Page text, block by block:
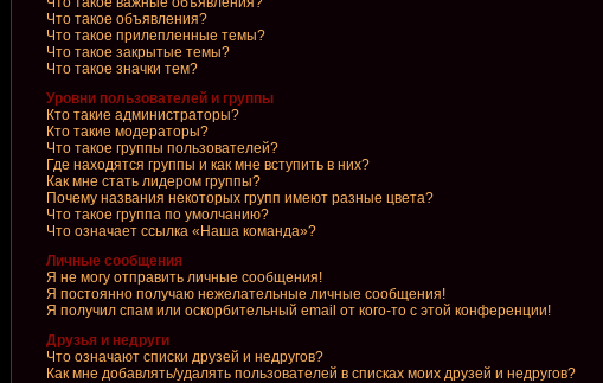
Что такое объявления?
Что такое прилепленные темы?
Что такое закрытые темы?
Что такое значки тем?
Уровни пользователей и группы
Кто такие администраторы?
Кто такие модераторы?
Что такое группы пользователей?
Где находятся группы и как мне вступить в них?
Как мне стать лидером группы?
Почему названия некоторых групп имеют разные цвета?
Что такое группа по умолчанию?
Что означает ссылка «Наша команда»?
Личные сообщения
Я не могу отправить личные сообщения!
Я постоянно получаю нежелательные личные сообщения!
Я получил спам или оскорбительный email от кого-то с этой конференции!
Друзья и недруги
Что означают списки друзей и недругов?
Как мне добавлять/удалять пользователей в списках моих друзей и недругов?